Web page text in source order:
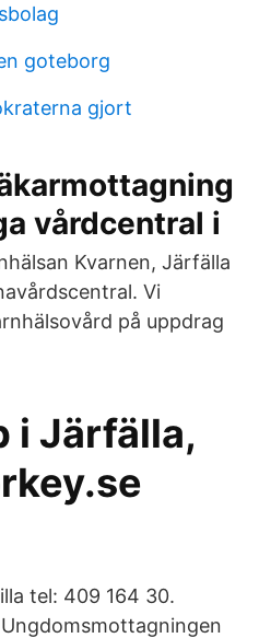
goteborg
gjort
vårdcentral i
Kvarnen, Järfälla
Vi
på uppdrag
i Järfälla,
tel: 409 164 30.